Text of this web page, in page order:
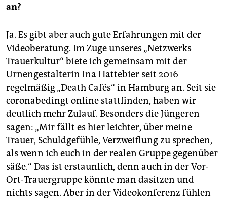
an?
Ja. Es gibt aber auch gute Erfahrungen mit der
Videoberatung. Im Zuge unseres „Netzwerks
Trauerkultur“ biete ich gemeinsam mit der
Urnengestalterin Ina Hattebier seit 2016
regelmäßig „Death Cafés“ in Hamburg an. Seit sie
coronabedingt online stattfinden, haben wir
deutlich mehr Zulauf. Besonders die Jüngeren
sagen: „Mir fällt es hier leichter, über meine
Trauer, Schuldgefühle, Verzweiflung zu sprechen,
als wenn ich euch in der realen Gruppe gegenüber
säße.“ Das ist erstaunlich, denn auch in der Vor-
Ort-Trauergruppe könnte man dasitzen und
nichts sagen. Aber in der Videokonferenz fühlen